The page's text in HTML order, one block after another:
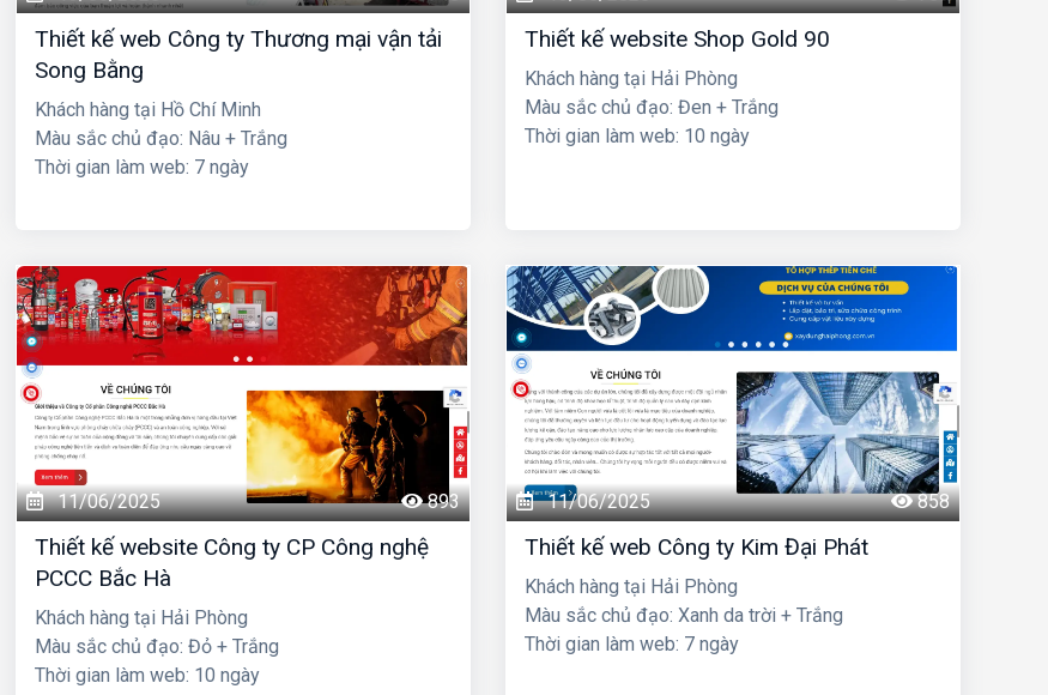
Thiết kế web Công ty Thương mại vận tải
Song Bằng
Khách hàng tại Hồ Chí Minh
Màu sắc chủ đạo: Nâu + Trắng
Thời gian làm web: 7 ngày
Thiết kế website Shop Gold 90
Khách hàng tại Hải Phòng
Màu sắc chủ đạo: Đen + Trắng
Thời gian làm web: 10 ngày
11/06/2025 893
Thiết kế website Công ty CP Công nghệ
PCCC Bắc Hà
Khách hàng tại Hải Phòng
Màu sắc chủ đạo: Đỏ + Trắng
Thời gian làm web: 10 ngày
11/06/2025 858
Thiết kế web Công ty Kim Đại Phát
Khách hàng tại Hải Phòng
Màu sắc chủ đạo: Xanh da trời + Trắng
Thời gian làm web: 7 ngày